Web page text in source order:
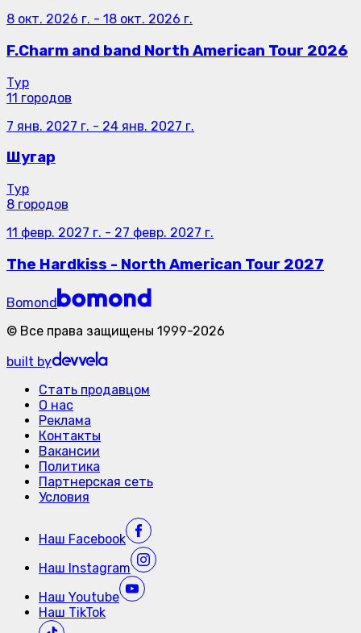
8 окт. 2026 г. - 18 окт. 2026 г.
F.Charm and band North American Tour 2026
Тур
11 городов
7 янв. 2027 г. - 24 янв. 2027 г.
Шугар
Тур
8 городов
11 февр. 2027 г. - 27 февр. 2027 г.
The Hardkiss - North American Tour 2027
Bomond
© Все права защищены 1999-2026
built by
Стать продавцом
О нас
Реклама
Контакты
Вакансии
Политика
Партнерская сеть
Условия
Наш Facebook
Наш Instagram
Наш Youtube
Наш TikTok